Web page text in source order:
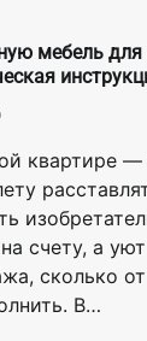
мебель
квартире —
счету, а
сколько
В…